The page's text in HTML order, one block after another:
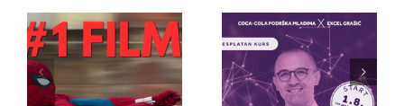
Najuspešnije otvaranje
studijskog filma u Srbiji:
Spajdermen: Novi dan
Priključi se besplatnoj
regionalnoj AI edukaciji
i nauči kako da